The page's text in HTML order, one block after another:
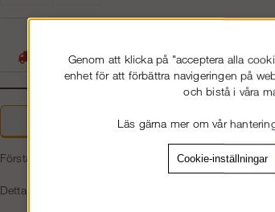
Stora lager - snabb leverans
Prisgaranti
Beskrivning
Förstärkt stämpstativ från Tyska Schake.
Detta stativ har kvadratiska rör vilket gör det mer
Genom att klicka på "acceptera alla
enhet för att förbättra navigeringen på
och bistå i våra
Läs gärna mer om vår
Cookie-inställningar
VÄLKOMMEN
VÄNLIGEN VÄLJ